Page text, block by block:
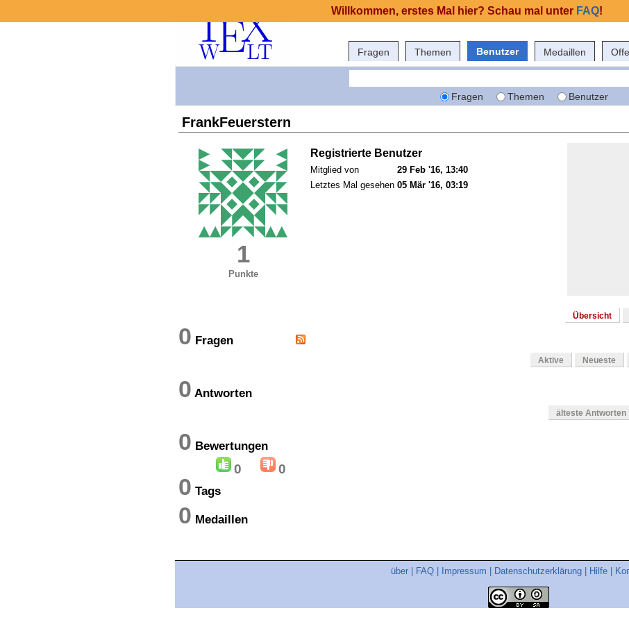
Fragen Themen Benutzer Medaillen
Fragen Themen Benutzer
FrankFeuerstern
1
Punkte
Registrierte Benutzer
Mitglied von
29 Feb '16, 13:40
Letztes Mal gesehen 05 Mär '16, 03:19
Übersicht
0 Fragen
Aktive Neueste
0 Antworten
älteste Antworten
0 Bewertungen
0 0
0 Tags
0 Medaillen
über FAQ Impressum Datenschutzerklärung Hilfe
Willkommen, erstes Mal hier? Schau mal unter FAQ!